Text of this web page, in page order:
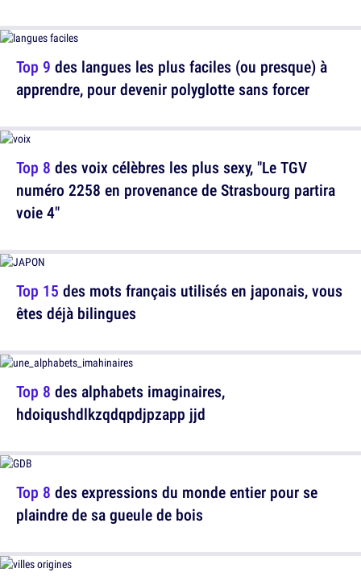
Top 9 des langues les plus faciles (ou presque) à
apprendre, pour devenir polyglotte sans forcer
Top 15 des mots français utilisés en japonais, vous
êtes déjà bilingues
Top 8 des expressions du monde entier pour se
plaindre de sa gueule de bois
Top 8 des voix célèbres les plus sexy, "Le TGV
numéro 2258 en provenance de Strasbourg partira
voie 4"
Top 8 des alphabets imaginaires,
hdoiqushdlkzqdqpdjpzapp jjd